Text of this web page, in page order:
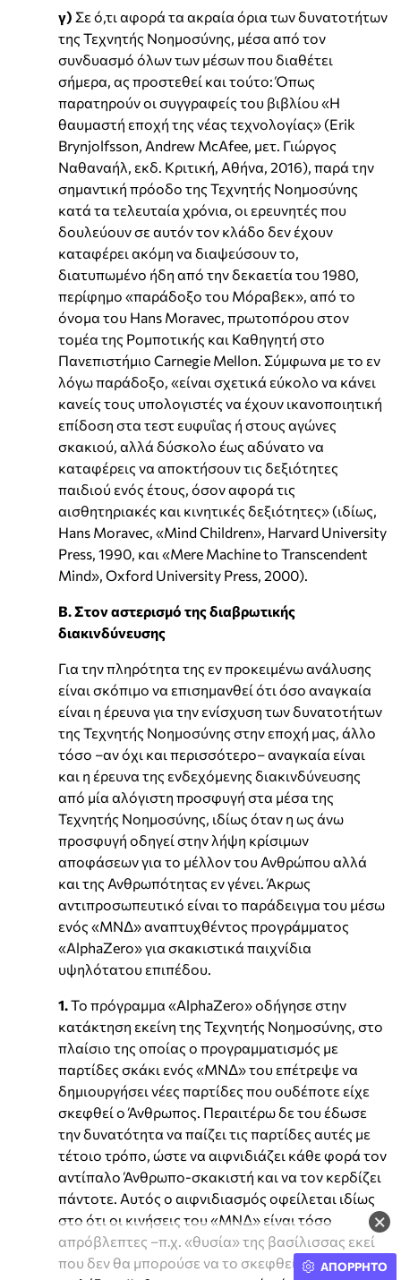
×
γ) Σε ό,τι αφορά τα ακραία όρια των δυνατοτήτων
της Τεχνητής Νοημοσύνης, μέσα από τον
συνδυασμό όλων των μέσων που διαθέτει
σήμερα, ας προστεθεί και τούτο: Όπως
παρατηρούν οι συγγραφείς του βιβλίου «Η
θαυμαστή εποχή της νέας τεχνολογίας» (Erik
Brynjolfsson, Andrew McAfee, μετ. Γιώργος
Ναθαναήλ, εκδ. Κριτική, Αθήνα, 2016), παρά την
σημαντική πρόοδο της Τεχνητής Νοημοσύνης
κατά τα τελευταία χρόνια, οι ερευνητές που
δουλεύουν σε αυτόν τον κλάδο δεν έχουν
καταφέρει ακόμη να διαψεύσουν το,
διατυπωμένο ήδη από την δεκαετία του 1980,
περίφημο «παράδοξο του Μόραβεκ», από το
όνομα του Hans Moravec, πρωτοπόρου στον
τομέα της Ρομποτικής και Καθηγητή στο
Πανεπιστήμιο Carnegie Mellon. Σύμφωνα με το εν
λόγω παράδοξο, «είναι σχετικά εύκολο να κάνει
κανείς τους υπολογιστές να έχουν ικανοποιητική
επίδοση στα τεστ ευφυΐας ή στους αγώνες
σκακιού, αλλά δύσκολο έως αδύνατο να
καταφέρεις να αποκτήσουν τις δεξιότητες
παιδιού ενός έτους, όσον αφορά τις
αισθητηριακές και κινητικές δεξιότητες» (ιδίως,
Hans Moravec, «Mind Children», Harvard University
Press, 1990, και «Mere Machine to Transcendent
Mind», Oxford University Press, 2000).
Β. Στον αστερισμό της διαβρωτικής
διακινδύνευσης
Για την πληρότητα της εν προκειμένω ανάλυσης
είναι σκόπιμο να επισημανθεί ότι όσο αναγκαία
είναι η έρευνα για την ενίσχυση των δυνατοτήτων
της Τεχνητής Νοημοσύνης στην εποχή μας, άλλο
τόσο –αν όχι και περισσότερο– αναγκαία είναι
και η έρευνα της ενδεχόμενης διακινδύνευσης
από μία αλόγιστη προσφυγή στα μέσα της
Τεχνητής Νοημοσύνης, ιδίως όταν η ως άνω
προσφυγή οδηγεί στην λήψη κρίσιμων
αποφάσεων για το μέλλον του Ανθρώπου αλλά
και της Ανθρωπότητας εν γένει. Άκρως
αντιπροσωπευτικό είναι το παράδειγμα του μέσω
ενός «ΜΝΔ» αναπτυχθέντος προγράμματος
«AlphaZero» για σκακιστικά παιχνίδια
υψηλότατου επιπέδου.
1.Το πρόγραμμα «AlphaZero» οδήγησε στην
κατάκτηση εκείνη της Τεχνητής Νοημοσύνης, στο
πλαίσιο της οποίας ο προγραμματισμός με
παρτίδες σκάκι ενός «ΜΝΔ» του επέτρεψε να
δημιουργήσει νέες παρτίδες που ουδέποτε είχε
σκεφθεί ο Άνθρωπος. Περαιτέρω δε του έδωσε
την δυνατότητα να παίζει τις παρτίδες αυτές με
τέτοιο τρόπο, ώστε να αιφνιδιάζει κάθε φορά τον
αντίπαλο Άνθρωπο-σκακιστή και να τον κερδίζει
πάντοτε. Αυτός ο αιφνιδιασμός οφείλεται ιδίως
στο ότι οι κινήσεις του «ΜΝΔ» είναι τόσο
απρόβλεπτες –π.χ. «θυσία» της βασίλισσας εκεί
που δεν θα μπορούσε να το σκεφθεί και να το
ΑΠΟΡΡΗΤΟ